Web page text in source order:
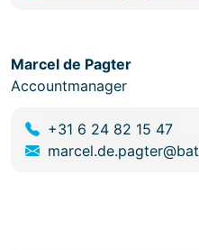
Marcel de Pagter
Accountmanager
+31 6 24 82 15 47